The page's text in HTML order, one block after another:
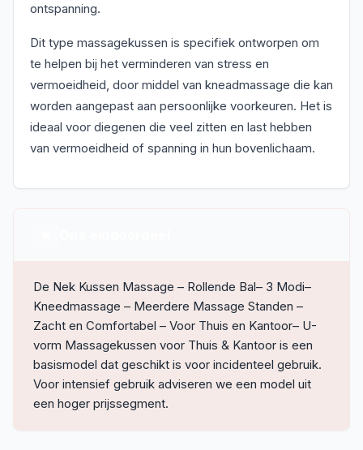
ontspanning.
Dit type massagekussen is specifiek ontworpen om
te helpen bij het verminderen van stress en
vermoeidheid, door middel van kneadmassage die kan
worden aangepast aan persoonlijke voorkeuren. Het is
ideaal voor diegenen die veel zitten en last hebben
van vermoeidheid of spanning in hun bovenlichaam.
De Nek Kussen Massage – Rollende Bal– 3 Modi–
Kneedmassage – Meerdere Massage Standen –
Zacht en Comfortabel – Voor Thuis en Kantoor– U-
vorm Massagekussen voor Thuis & Kantoor is een
basismodel dat geschikt is voor incidenteel gebruik.
Voor intensief gebruik adviseren we een model uit
een hoger prijssegment.